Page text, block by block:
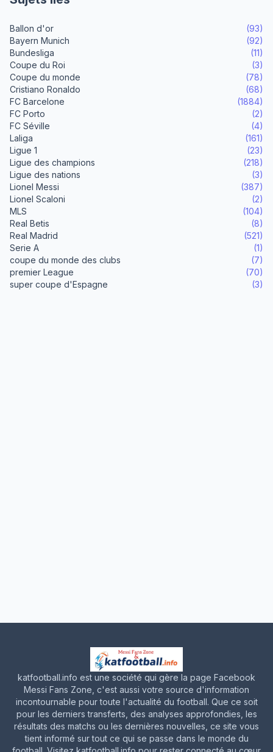
Ballon d'or
(93)
Bayern Munich
(92)
Bundesliga
(11)
Coupe du Roi
(3)
Coupe du monde
(78)
Cristiano Ronaldo
(68)
FC Barcelone
(1884)
FC Porto
(2)
FC Séville
(4)
Laliga
(161)
Ligue 1
(23)
Ligue des champions
(218)
Ligue des nations
(3)
Lionel Messi
(387)
Lionel Scaloni
(2)
MLS
(104)
Real Betis
(8)
Real Madrid
(521)
Serie A
(1)
coupe du monde des clubs
(7)
premier League
(70)
super coupe d'Espagne
(3)
katfootball.info est une société qui gère la page Facebook
Messi Fans Zone, c'est aussi votre source d'information
incontournable pour toute l'actualité du football. Que ce soit
pour les derniers transferts, des analyses approfondies, les
résultats des matchs ou les dernières nouvelles, ce site vous
tient informé sur tout ce qui se passe dans le monde du